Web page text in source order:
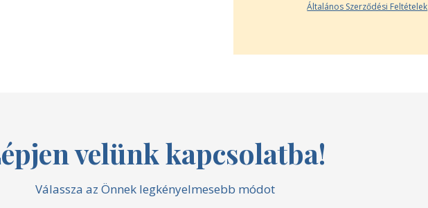
Általános Szerződési Feltételek
velünk kapcsolatba!
Válassza az Önnek legkényelmesebb módot